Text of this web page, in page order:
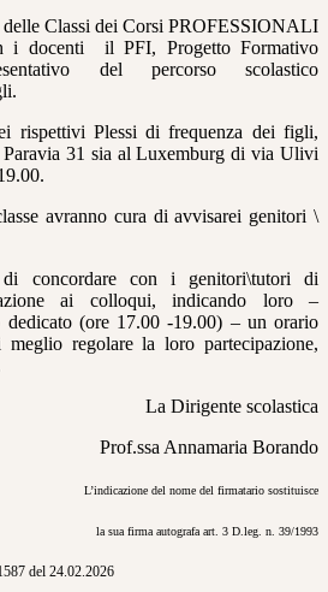
delle Classi dei Corsi PROFESSIONALI
i docenti il PFI, Progetto Formativo
del percorso scolastico
rispettivi Plessi di frequenza dei figli,
31 sia al Luxemburg di via Ulivi
avranno cura di avvisarei genitori \
concordare con i genitori\tutori di
ai colloqui, indicando loro –
dedicato (ore 17.00 -19.00) – un orario
regolare la loro partecipazione,
La Dirigente scolastica
Prof.ssa Annamaria Borando
L’indicazione del nome del firmatario sostituisce
la sua firma autografa art. 3 D.leg. n. 39/1993
del 24.02.2026